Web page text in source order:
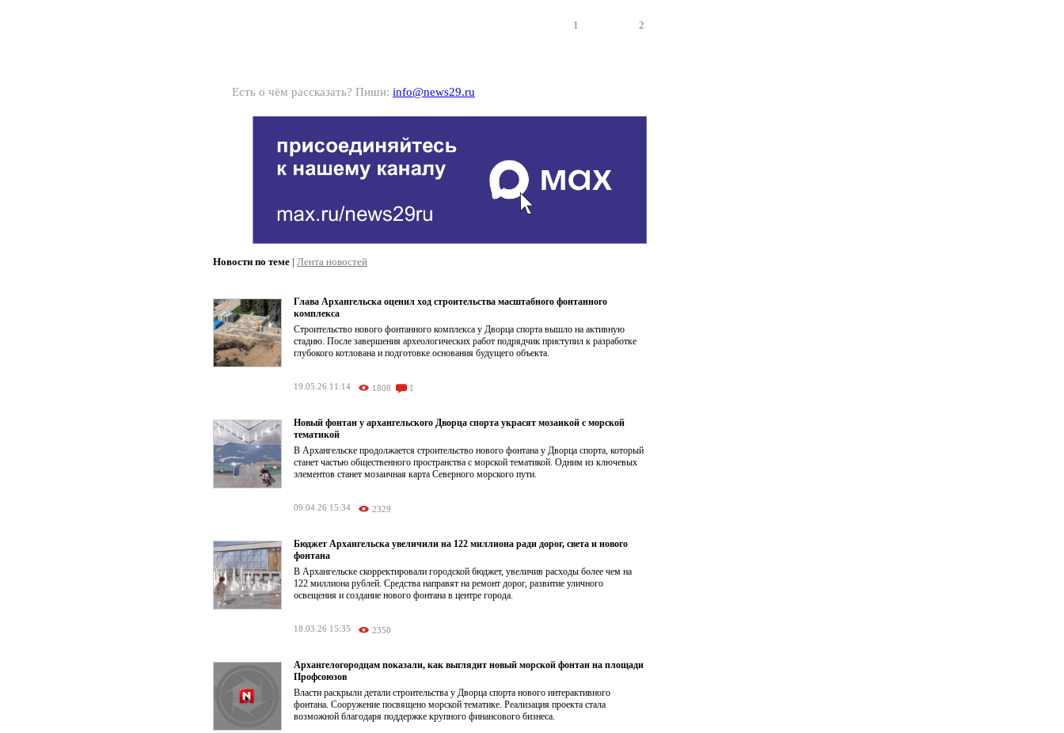
1 2
Есть о чём рассказать? Пиши: info@news29.ru
Новости по теме | Лента новостей
Глава Архангельска оценил ход строительства масштабного фонтанного
комплекса
Строительство нового фонтанного комплекса у Дворца спорта вышло на активную
стадию. После завершения археологических работ подрядчик приступил к разработке
глубокого котлована и подготовке основания будущего объекта.
19.05.26 11:14 1808 1
Новый фонтан у архангельского Дворца спорта украсят мозаикой с морской
тематикой
В Архангельске продолжается строительство нового фонтана у Дворца спорта, который
станет частью общественного пространства с морской тематикой. Одним из ключевых
элементов станет мозаичная карта Северного морского пути.
09.04.26 15:34 2329
Бюджет Архангельска увеличили на 122 миллиона ради дорог, света и нового
фонтана
В Архангельске скорректировали городской бюджет, увеличив расходы более чем на
122 миллиона рублей. Средства направят на ремонт дорог, развитие уличного
освещения и создание нового фонтана в центре города.
18.03.26 15:35 2350
Архангелогородцам показали, как выглядит новый морской фонтан на площади
Профсоюзов
Власти раскрыли детали строительства у Дворца спорта нового интерактивного
фонтана. Сооружение посвящено морской тематике. Реализация проекта стала
возможной благодаря поддержке крупного финансового бизнеса.